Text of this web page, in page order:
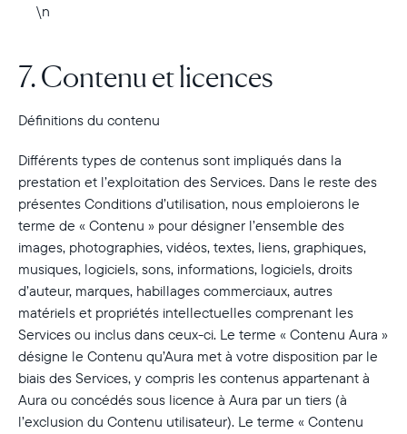
\n
7. Contenu et licences
Définitions du contenu
Différents types de contenus sont impliqués dans la
prestation et l’exploitation des Services. Dans le reste des
présentes Conditions d’utilisation, nous emploierons le
terme de « Contenu » pour désigner l’ensemble des
images, photographies, vidéos, textes, liens, graphiques,
musiques, logiciels, sons, informations, logiciels, droits
d’auteur, marques, habillages commerciaux, autres
matériels et propriétés intellectuelles comprenant les
Services ou inclus dans ceux-ci. Le terme « Contenu Aura »
désigne le Contenu qu’Aura met à votre disposition par le
biais des Services, y compris les contenus appartenant à
Aura ou concédés sous licence à Aura par un tiers (à
l’exclusion du Contenu utilisateur). Le terme « Contenu